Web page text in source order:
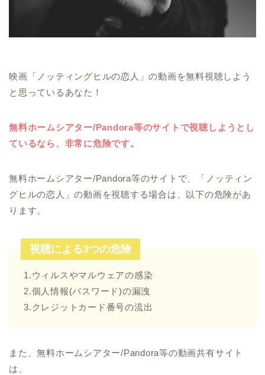
映画「ノッティングヒルの恋人」の動画を無料視聴しよう
と思っているあなた！
無料ホームシアター/Pandora等のサイトで視聴しようとし
ているなら、非常に危険です。
無料ホームシアター/Pandora等のサイトで、「ノッティン
グヒルの恋人」の動画を視聴する場合は、以下の危険があ
ります。
視聴による3つの危険
1.ウィルスやマルウェアの感染
2.個人情報(パスワード)の漏洩
3.クレジットカード番号の流出
また、無料ホームシアター/Pandora等の動画共有サイト
は、